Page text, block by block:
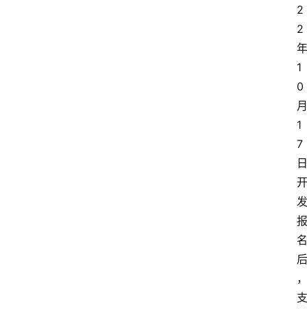
2
2
年
1
0
月
1
7
日
开
发
报
名
后
，
支